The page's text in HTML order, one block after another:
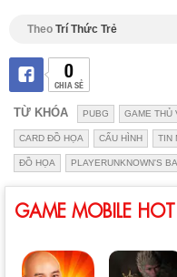
Theo Trí Thức Trẻ
0
CHIA SẺ
TỪ KHÓA PUBG GAME THỦ
CARD ĐỒ HỌA CẤU HÌNH TIN
ĐỒ HỌA PLAYERUNKNOWN'S
GAME MOBILE HOT